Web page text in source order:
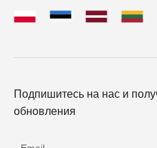
Подпишитесь на нас и
обновления